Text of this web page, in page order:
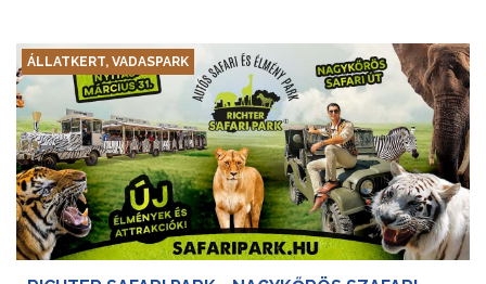
ÁLLATKERT, VADASPARK